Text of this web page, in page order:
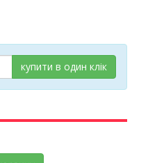
купити в один клік